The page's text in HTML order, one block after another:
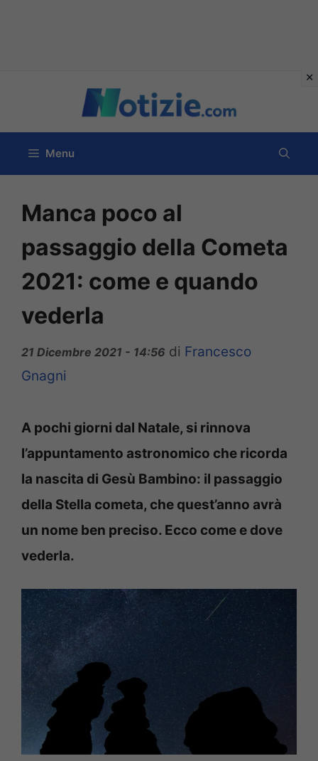
contenuto
Menu
Manca poco al
passaggio della Cometa
2021: come e quando
vederla
21 Dicembre 2021 - 14:56 di Francesco
Gnagni
A pochi giorni dal Natale, si rinnova
l’appuntamento astronomico che ricorda
la nascita di Gesù Bambino: il passaggio
della Stella cometa, che quest’anno avrà
un nome ben preciso. Ecco come e dove
vederla.